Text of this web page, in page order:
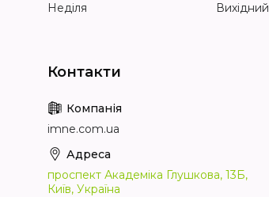
Неділя
Вихідний
imne.com.ua
проспект Академіка Глушкова, 13Б,
Київ, Україна